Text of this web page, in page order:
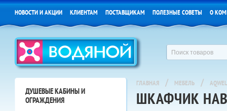
НОВОСТИ И АКЦИИ КЛИЕНТАМ ПОСТАВЩИКАМ ПОЛЕЗНЫЕ СОВЕТЫ О
ДУШЕВЫЕ КАБИНЫ И
ОГРАЖДЕНИЯ
ГЛАВНАЯ / МЕБЕЛЬ /
ШКАФЧИК